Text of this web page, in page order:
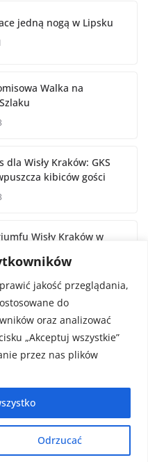
jakość przeglądania,
do
oraz analizować
„Akceptuj wszystkie”
przez nas plików
Odrzucać
jedną nogą w Lipsku
Walka na
dla Wisły Kraków: GKS
kibiców gości
Wisły Kraków w
. Wszystkie prawa
ThemeGrill. Wspierane